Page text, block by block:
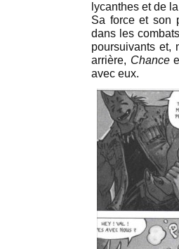
lycanthes et de
Sa force et son
dans les
poursuivants et,
arrière, Chance
avec eux.